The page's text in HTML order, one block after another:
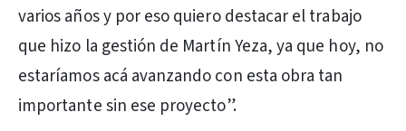
varios años y por eso quiero destacar el trabajo
que hizo la gestión de Martín Yeza, ya que hoy, no
estaríamos acá avanzando con esta obra tan
importante sin ese proyecto”.